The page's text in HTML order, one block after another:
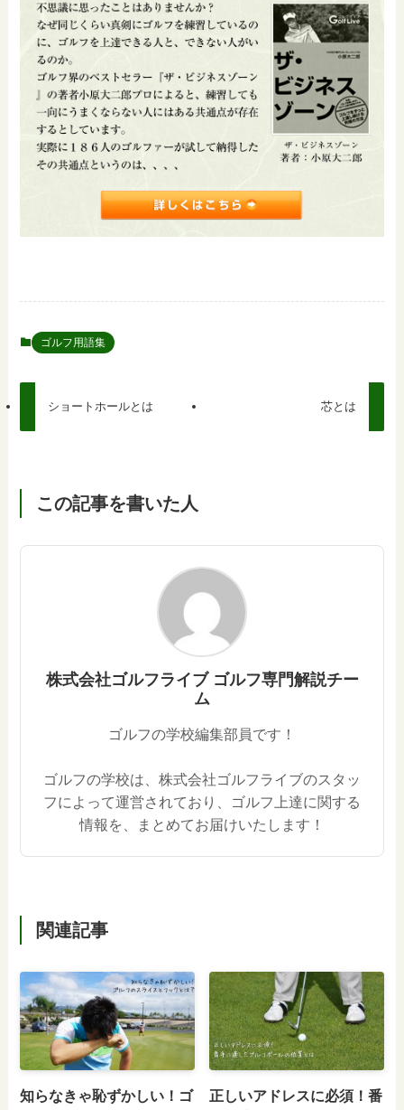
ゴルフ用語集
ショートホールとは 芯とは
この記事を書いた人
株式会社ゴルフライブ ゴルフ専門解説チー
ム
ゴルフの学校編集部員です！
ゴルフの学校は、株式会社ゴルフライブのスタッ
フによって運営されており、ゴルフ上達に関する
情報を、まとめてお届けいたします！
関連記事
知らなきゃ恥ずかしい！ゴ
正しいアドレスに必須！番